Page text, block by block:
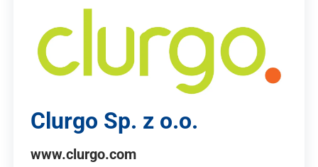
Clurgo Sp. z o.o.
www.clurgo.com